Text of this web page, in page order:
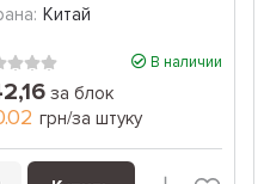
Китай
В наличии
за блок
грн/за штуку